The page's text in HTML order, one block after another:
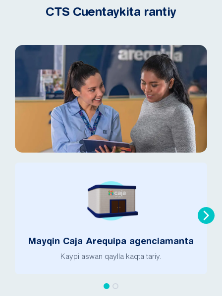
CTS Cuentaykita rantiy
Mayqin Caja Arequipa agenciamanta
Kaypi aswan qaylla kaqta tariy.